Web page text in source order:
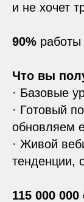
и не хочет
90%
Что вы
· Базовые
· Готовый
обновляем
· Живой
тенденции,
115 000 000